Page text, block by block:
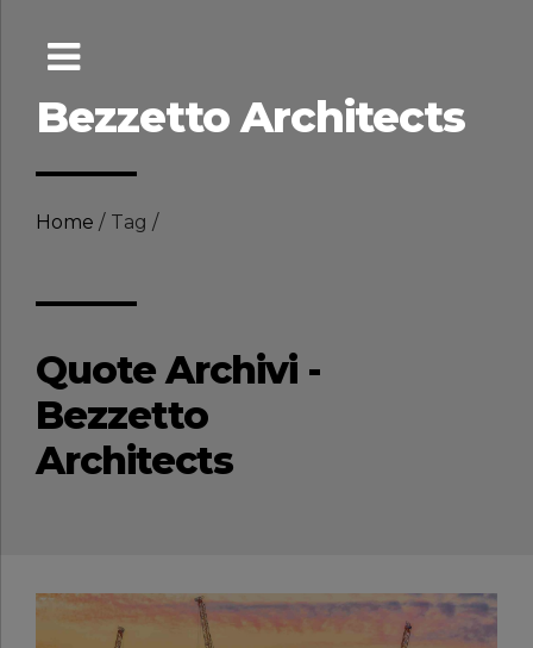
Bezzetto Architects
Home Tag
Quote Archivi -
Bezzetto
Architects